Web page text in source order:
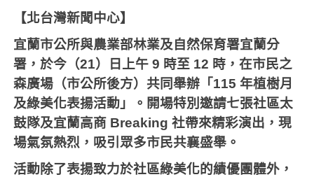
【北台灣新聞中心】
宜蘭市公所與農業部林業及自然保育署宜蘭分
署，於今（21）日上午 9 時至 12 時，在市民之
森廣場（市公所後方）共同舉辦「115 年植樹月
及綠美化表揚活動」。開場特別邀請七張社區太
鼓隊及宜蘭高商 Breaking社帶來精彩演出，現
場氣氛熱烈，吸引眾多市民共襄盛舉。
活動除了表揚致力於社區綠美化的績優團體外，